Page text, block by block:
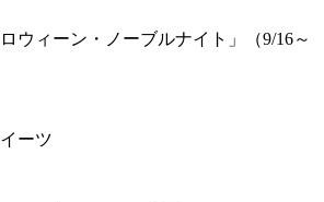
ウィーン・ノーブルナイト」（9/16～
ーツ